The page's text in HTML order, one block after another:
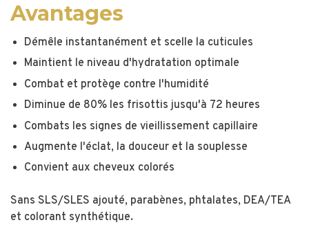
Avantages
Démêle instantanément et scelle la cuticules
Maintient le niveau d'hydratation optimale
Combat et protège contre l'humidité
Diminue de 80% les frisottis jusqu'à 72 heures
Combats les signes de vieillissement capillaire
Augmente l'éclat, la douceur et la souplesse
Convient aux cheveux colorés
Sans SLS/SLES ajouté, parabènes, phtalates, DEA/TEA
et colorant synthétique.